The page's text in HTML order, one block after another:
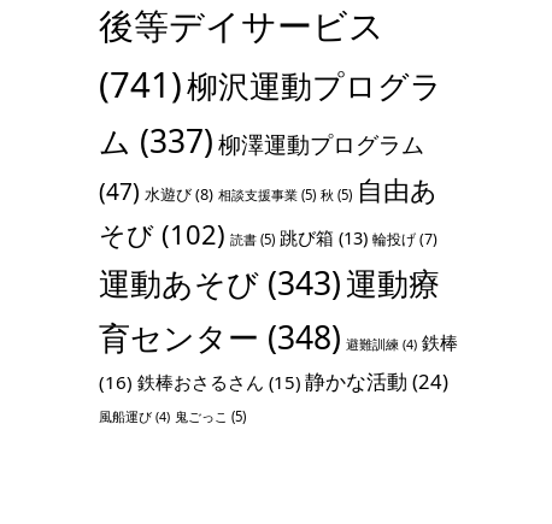
後等デイサービス
(741)柳沢運動プログラ
ム (337)柳澤運動プログラム
(47) 水遊び(8) 相談支援事業 (5) 秋 (5) 自由あ
そび (102) 読書 (5) 跳び箱 (13) 輪投げ(7)
運動あそび (343)運動療
育センター (348) 避難訓練 (4) 鉄棒
(16) 鉄棒おさるさん (15) 静かな活動 (24)
風船運び (4) 鬼ごっこ (5)